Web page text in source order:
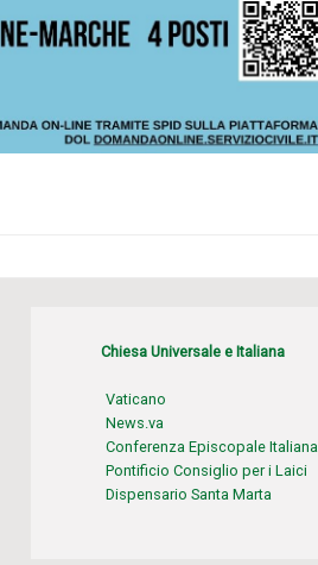
Chiesa Universale e Italiana
Vaticano
News.va
Conferenza Episcopale Italiana
Pontificio Consiglio per i Laici
Dispensario Santa Marta